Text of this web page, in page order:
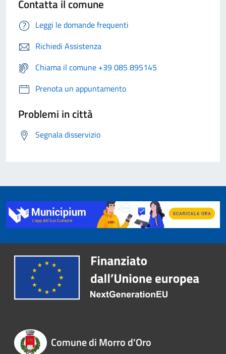
Contatta il comune
Leggi le domande frequenti
Richiedi Assistenza
Chiama il comune +39 085 895145
Prenota un appuntamento
Problemi in città
Segnala disservizio
Comune di Morro d'Oro